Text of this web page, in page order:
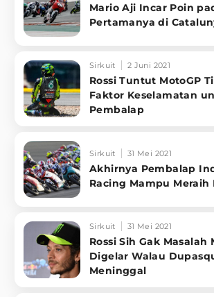
Mario Aji Incar Poin
Pertamanya di
Sirkuit 2 Juni 2021
Rossi Tuntut MotoGP
Faktor Keselamatan
Pembalap
Sirkuit 31 Mei 2021
Akhirnya Pembalap
Racing Mampu Meraih
Sirkuit 31 Mei 2021
Rossi Sih Gak Masalah
Digelar Walau
Meninggal